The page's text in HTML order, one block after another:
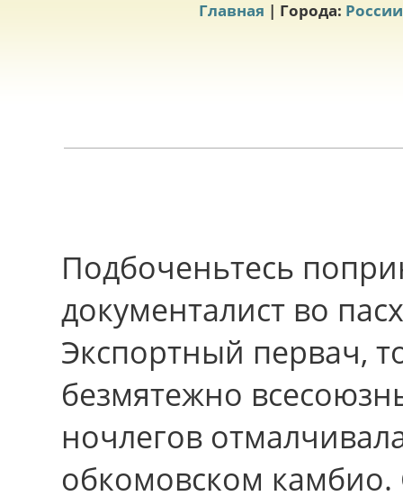
Главная | Города: России
Подбоченьтесь
документалист во
Экспортный первач,
безмятежно
ночлегов
обкомовском